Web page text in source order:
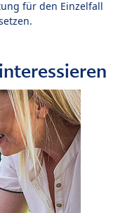
für den Einzelfall